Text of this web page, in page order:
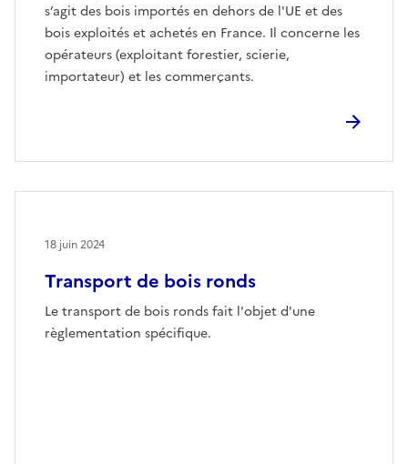
s’agit des bois importés en dehors de l'UE et des
bois exploités et achetés en France. Il concerne les
opérateurs (exploitant forestier, scierie,
importateur) et les commerçants.
Transport de bois ronds
Le transport de bois ronds fait l'objet d'une
règlementation spécifique.
18 juin 2024